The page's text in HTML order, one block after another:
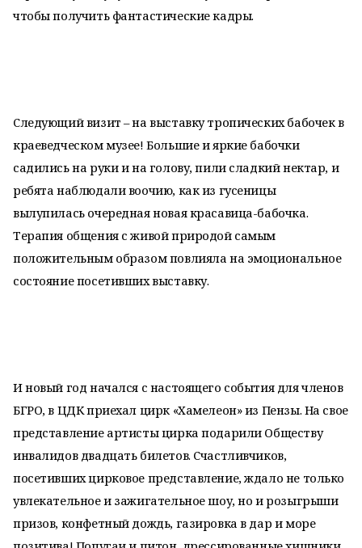
чтобы получить фантастические кадры.
Следующий визит – на выставку тропических бабочек в
краеведческом музее! Большие и яркие бабочки
садились на руки и на голову, пили сладкий нектар, и
ребята наблюдали воочию, как из гусеницы
вылупилась очередная новая красавица-бабочка.
Терапия общения с живой природой самым
положительным образом повлияла на эмоциональное
состояние посетивших выставку.
И новый год начался с настоящего события для членов
БГРО, в ЦДК приехал цирк «Хамелеон» из Пензы. На свое
представление артисты цирка подарили Обществу
инвалидов двадцать билетов. Счастливчиков,
посетивших цирковое представление, ждало не только
увлекательное и зажигательное шоу, но и розыгрыши
призов, конфетный дождь, газировка в дар и море